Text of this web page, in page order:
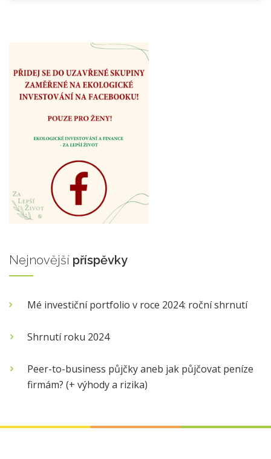
Nejnovější příspěvky
Mé investiční portfolio v roce 2024: roční shrnutí
Shrnutí roku 2024
Peer-to-business půjčky aneb jak půjčovat peníze
firmám? (+ výhody a rizika)